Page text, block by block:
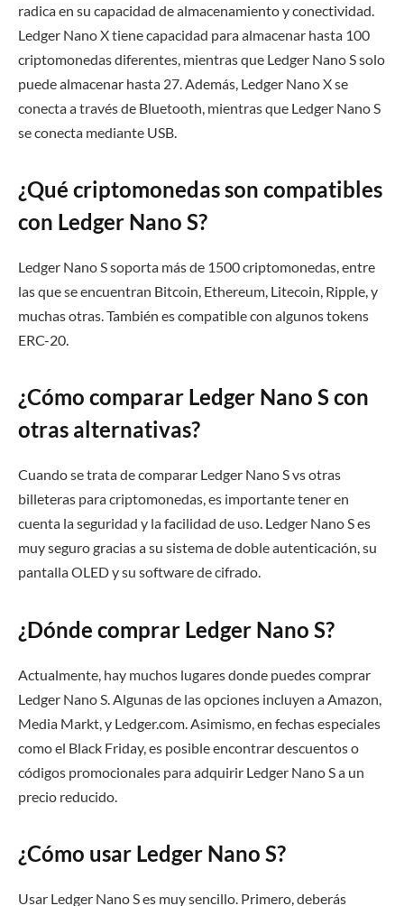
radica en su capacidad de almacenamiento y conectividad.
Ledger Nano X tiene capacidad para almacenar hasta 100
criptomonedas diferentes, mientras que Ledger Nano S solo
puede almacenar hasta 27. Además, Ledger Nano X se
conecta a través de Bluetooth, mientras que Ledger Nano S
se conecta mediante USB.
¿Qué criptomonedas son compatibles
con Ledger Nano S?
Ledger Nano S soporta más de 1500 criptomonedas, entre
las que se encuentran Bitcoin, Ethereum, Litecoin, Ripple, y
muchas otras. También es compatible con algunos tokens
ERC-20.
¿Cómo comparar Ledger Nano S con
otras alternativas?
Cuando se trata de comparar Ledger Nano S vs otras
billeteras para criptomonedas, es importante tener en
cuenta la seguridad y la facilidad de uso. Ledger Nano S es
muy seguro gracias a su sistema de doble autenticación, su
pantalla OLED y su software de cifrado.
¿Dónde comprar Ledger Nano S?
Actualmente, hay muchos lugares donde puedes comprar
Ledger Nano S. Algunas de las opciones incluyen a Amazon,
Media Markt, y Ledger.com. Asimismo, en fechas especiales
como el Black Friday, es posible encontrar descuentos o
códigos promocionales para adquirir Ledger Nano S a un
precio reducido.
¿Cómo usar Ledger Nano S?
Usar Ledger Nano S es muy sencillo. Primero, deberás